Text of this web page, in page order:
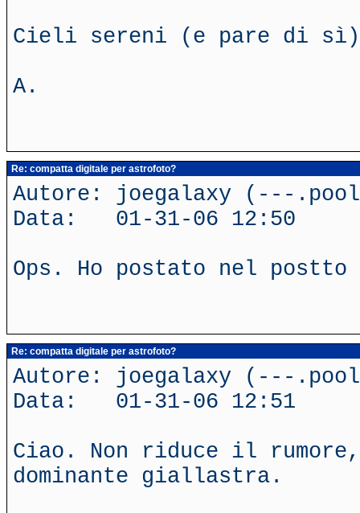
Cieli sereni (e pare di
A.
Re: compatta digitale per astrofoto?
Autore: joegalaxy (---
Data: 01-31-06 12:50
Ops. Ho postato nel
Re: compatta digitale per astrofoto?
Autore: joegalaxy (---
Data: 01-31-06 12:51
Ciao. Non riduce il
dominante giallastra.